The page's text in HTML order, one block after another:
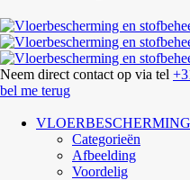
Neem direct contact op via tel
bel me terug
VLOERBESCHERMING
Categorieën
Afbeelding
Voordelig